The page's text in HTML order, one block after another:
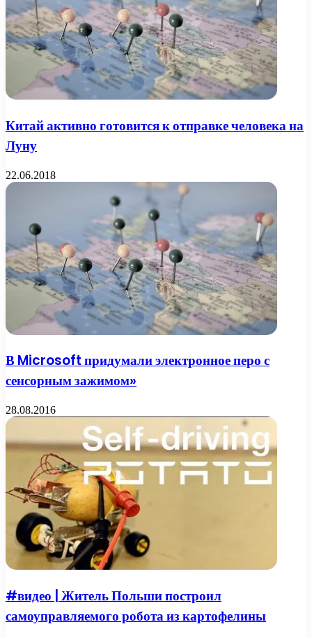
Китай активно готовится к отправке человека на
Луну
22.06.2018
В Microsoft придумали электронное перо с
сенсорным зажимом»
28.08.2016
#видео | Житель Польши построил
самоуправляемого робота из картофелины